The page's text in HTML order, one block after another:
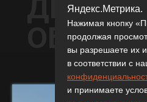
ДРУГИЕ
Яндекс.Метрика.
Нажимая кнопку
продолжая
вы разрешаете их
в соответствии с
и принимаете